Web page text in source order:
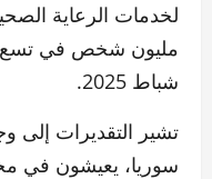
مليون شخص في تسع
شباط 2025.
سوريا، يعيشون في